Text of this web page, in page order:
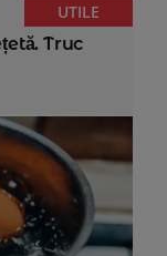
UTILE
Truc